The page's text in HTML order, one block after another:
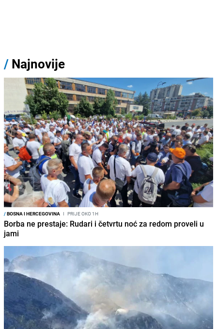
/ Najnovije
/BOSNA I HERCEGOVINA I PRIJE OKO 1H
Borba ne prestaje: Rudari i četvrtu noć za redom proveli u
jami